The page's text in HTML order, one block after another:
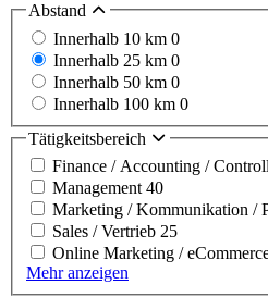
Abstand
Innerhalb 10 km 0
Innerhalb 25 km 0
Innerhalb 50 km 0
Innerhalb 100 km 0
Tätigkeitsbereich
Finance / Accounting /
Management 40
Marketing / Kommunikation /
Sales / Vertrieb 25
Online Marketing /
Mehr anzeigen